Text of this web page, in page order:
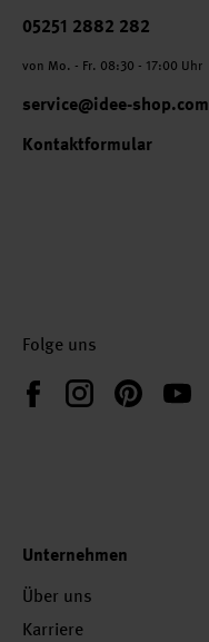
Telefonnummer
05251 2882 282
von Mo. - Fr. 08:30 - 17:00 Uhr
service@idee-shop.com
Kontaktformular
Folge uns
FacebookInstagramPinterest
Unternehmen
Über uns
Karriere